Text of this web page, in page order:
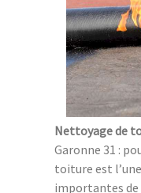
Nettoyage de
Garonne 31 :
toiture est
importantes